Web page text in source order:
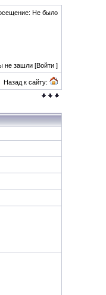
Не было
не зашли [Войти]
Назад к сайту: